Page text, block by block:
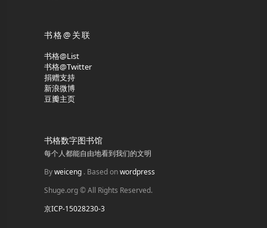
书格@关联
书格@List
书格@Twitter
捐赠支持
新浪微博
豆瓣主页
书格数字图书馆
每个人都能自由地看到我们的文明
Byweiceng . Based onwordpress
Shuge.org © All Rights Reserved.
京ICP-15028230-3